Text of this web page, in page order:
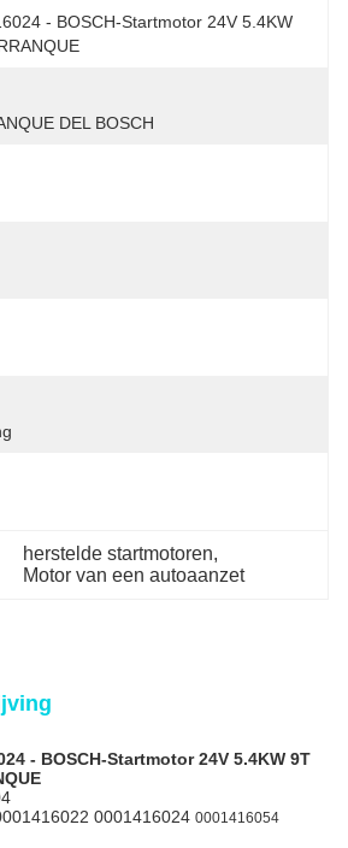
- BOSCH-Startmotor 24V 5.4KW
DEL BOSCH
herstelde startmotoren,
Motor van een autoaanzet
- BOSCH-Startmotor 24V 5.4KW 9T
0001416024 0001416054